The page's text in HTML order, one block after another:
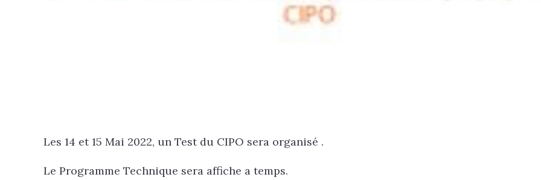
Les 14 et 15 Mai 2022, un Test du CIPO sera organisé .
Le Programme Technique sera affiche a temps.